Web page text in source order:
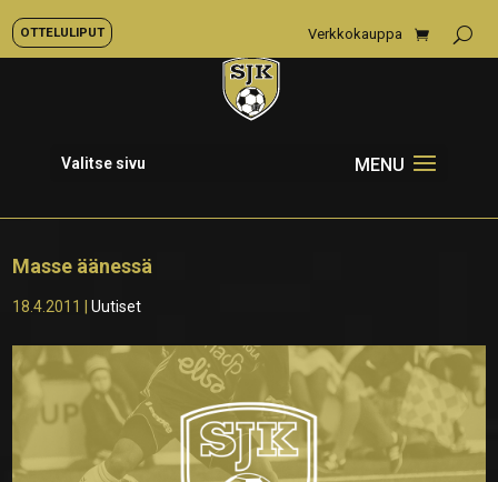
OTTELULIPUT Verkkokauppa
Valitse sivu
Masse äänessä
18.4.2011 |Uutiset